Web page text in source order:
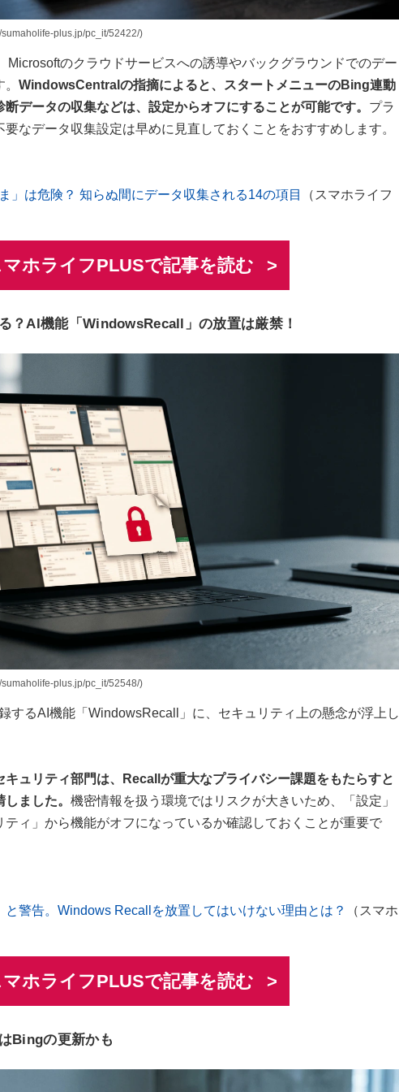
plus.jp/pc_it/52422/)
Microsoftのクラウドサービスへの誘導やバックグラウンドでのデー
WindowsCentralの指摘によると、スタートメニューのBing連動
データの収集などは、設定からオフにすることが可能です。 プラ
なデータ収集設定は早めに見直しておくことをおすすめします。
」は危険？ 知らぬ間にデータ収集される14の項目
（スマホライフ
マホライフPLUSで記事を読む
？AI機能「WindowsRecall」の放置は厳禁！
plus.jp/pc_it/52548/)
するAI機能「WindowsRecall」に、セキュリティ上の懸念が浮上し
ュリティ部門は、Recallが重大なプライバシー課題をもたらすと
ました。 機密情報を扱う環境ではリスクが大きいため、「設定」
ィ」から機能がオフになっているか確認しておくことが重要で
警告。Windows Recallを放置してはいけない理由とは？
（スマホ
マホライフPLUSで記事を読む
Bingの更新かも